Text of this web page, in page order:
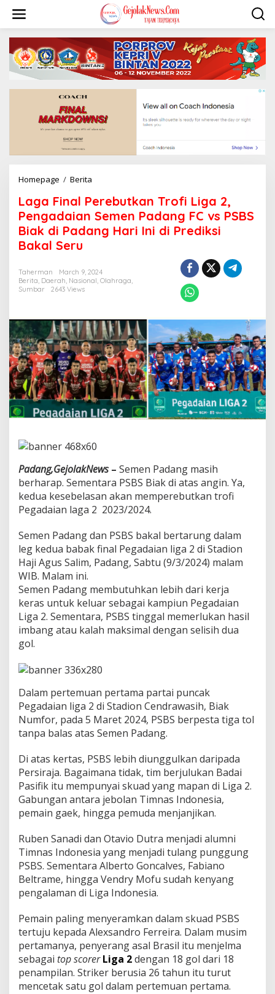
i
Homepage / Berita
g
a
i
l
P
b
u
t
k
a
n
T
r
o
L
g
2
,
P
n
a
d
i
a
S
e
n
P
d
a
n
g
C
v
s
P
S
B
i
a
k
d
P
d
a
n
H
a
r
Laga Final Perebutkan Trofi Liga 2,
Pengadaian Semen Padang FC vs PSBS
Biak di Padang Hari Ini di Prediksi
Bakal Seru
Taherman
March 9, 2024
Berita, Daerah, Nasional, Olahraga,
Sumbar
2643 Views
Padang,GejolakNews– Semen Padang masih
berharap. Sementara PSBS Biak di atas angin. Ya,
kedua kesebelasan akan memperebutkan trofi
Pegadaian laga 2 2023/2024.
Semen Padang dan PSBS bakal bertarung dalam
leg kedua babak final Pegadaian liga 2 di Stadion
Haji Agus Salim, Padang, Sabtu (9/3/2024) malam
WIB. Malam ini.
Semen Padang membutuhkan lebih dari kerja
keras untuk keluar sebagai kampiun Pegadaian
Liga 2. Sementara, PSBS tinggal memerlukan hasil
imbang atau kalah maksimal dengan selisih dua
gol.
Dalam pertemuan pertama partai puncak
Pegadaian liga 2 di Stadion Cendrawasih, Biak
Numfor, pada 5 Maret 2024, PSBS berpesta tiga tol
tanpa balas atas Semen Padang.
Di atas kertas, PSBS lebih diunggulkan daripada
Persiraja. Bagaimana tidak, tim berjulukan Badai
Pasifik itu mempunyai skuad yang mapan di Liga 2.
Gabungan antara jebolan Timnas Indonesia,
pemain gaek, hingga pemuda menjanjikan.
Ruben Sanadi dan Otavio Dutra menjadi alumni
Timnas Indonesia yang menjadi tulang punggung
PSBS. Sementara Alberto Goncalves, Fabiano
Beltrame, hingga Vendry Mofu sudah kenyang
pengalaman di Liga Indonesia.
Pemain paling menyeramkan dalam skuad PSBS
tertuju kepada Alexsandro Ferreira. Dalam musim
pertamanya, penyerang asal Brasil itu menjelma
sebagai topscorer Liga 2dengan 18 gol dari 18
penampilan. Striker berusia 26 tahun itu turut
mencetak satu gol dalam pertemuan pertama.